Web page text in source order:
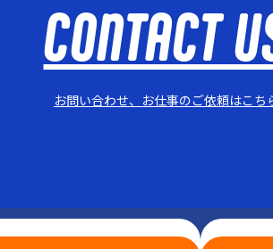
CONTACT
お問い合わせ、お仕事のご依頼はこち